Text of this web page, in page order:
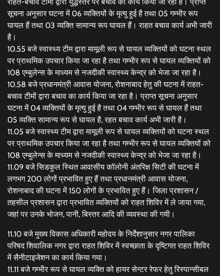
राहत-बचाव टीमों द्वारा युद्धस्तर पर बचाव का कार्य किया जा रहा है। प्राप्त
सूचना अनुसार घटना में 06 व्यक्तियों के मृत्यु हुई है तथा 05 गम्भीर रूप
घायल हैं तथा 03 व्यक्ति सामान्य रूप घायल हैं। राहत बचाव कार्य अभी जारी
है।
10.55 बजे स्वास्थ्य टीम द्वारा मामूली रूप से घायल व्यक्तियों को घटना स्थल
पर प्राथमिक उपचार किया जा रहा है तथा गम्भीर रूप से घायल व्यक्तियों को
108 एम्बुलेन्स के माध्यम से नजदीकी स्वास्थ्य केन्द्र को भेजा जा रहा है।
10.58 बजे प्रधानमंत्री आवास योजना, रोशनाबाद हेतु की घटना में राहत-
बचाव टीमों द्वारा बचाव का कार्य किया जा रहा है। प्राप्त सूचना अनुसार
घटना में 04 व्यक्तियों के मृत्यु हुई है तथा 04 गम्भीर रूप से घायल हैं तथा
05 व्यक्ति सामान्य रूप से घायल है, रहत बचाव कार्य अभी जारी है।
11.05 बजे स्वास्थ्य टीम द्वारा मामूली रूप से घायल व्यक्तियों को घटना स्थल
पर प्राथमिक उपचार किया जा रहा है तथा गम्भीर रूप से घायल व्यक्तियों को
108 एम्बुलेन्स के माध्यम से नजदीकी स्वास्थ्य केन्द्र को भेजा जा रहा है।
11.09 बजे सिडकुल स्थित आवासीय कॉलोनी अंतरिक्ष सिटी की घटना में
लगभग 200 लोगों प्रभावित हुए हैं तथा प्रधानमंत्री आवास योजना,
रोशनाबाद की घटना में 150 लोगों के प्रभावित हुए हैं। जिला प्रशासन /
तहसील प्रशासन द्वारा प्रभावित व्यक्तियों को राहत शिविर में ले जाया गया,
जहां पर उनके भोजन, पानी, बिस्तर आदि की व्यवस्था की गयी।
11.10 बजे मुख्य विकास अधिकारी महोदय के निर्देशानुसार नगर पालिका
परिषद शिवालिक नगर द्वारा राहत शिविर में स्वच्छाता के दृष्टिगत राहत शिविर
में सैनीटाइजेशन का कार्य किया गया।
11.11 बजे गम्भीर रूप से घायल व्यक्ति को हायर सेन्टर रेफर हेतु रिस्पान्सीबल